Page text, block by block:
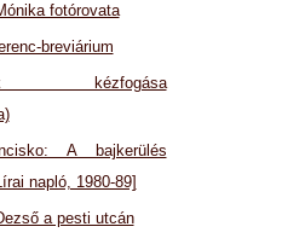
fotórovata
breviárium
kézfogása
A bajkerülés
napló, 1980-89]
a pesti utcán